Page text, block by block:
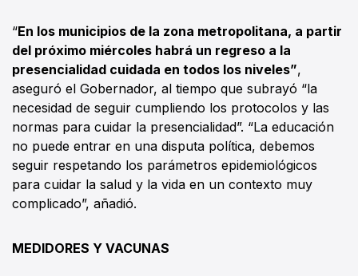
“En los municipios de la zona metropolitana, a partir
del próximo miércoles habrá un regreso a la
presencialidad cuidada en todos los niveles”,
aseguró el Gobernador, al tiempo que subrayó “la
necesidad de seguir cumpliendo los protocolos y las
normas para cuidar la presencialidad”. “La educación
no puede entrar en una disputa política, debemos
seguir respetando los parámetros epidemiológicos
para cuidar la salud y la vida en un contexto muy
complicado”, añadió.
MEDIDORES Y VACUNAS